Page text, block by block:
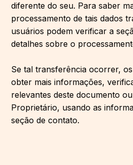
diferente do seu. Para saber
processamento de tais dados
usuários podem verificar a
detalhes sobre o
Se tal transferência ocorrer,
obter mais informações,
relevantes deste documento
Proprietário, usando as
seção de contato.